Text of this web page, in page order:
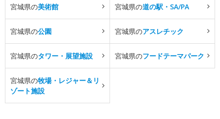
宮城県の美術館 宮城県の道の駅・SA/PA
宮城県の公園 宮城県のアスレチック
宮城県のタワー・展望施設 宮城県のフードテーマパーク
宮城県の牧場・レジャー＆リ
ゾート施設